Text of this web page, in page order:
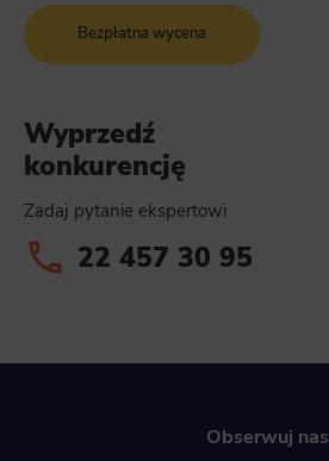
Bezpłatna wycena
Wyprzedź
konkurencję
Zadaj pytanie ekspertowi
22 457 30 95
Obserwuj nas